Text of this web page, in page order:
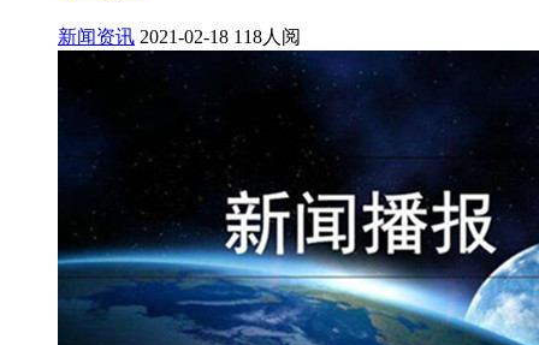
新闻资讯 2021-02-18 118人阅